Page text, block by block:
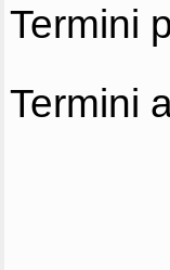
Termini
Termini